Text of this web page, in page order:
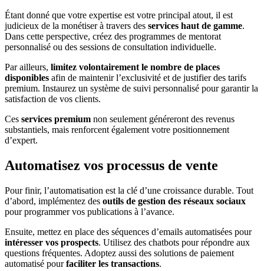
Étant donné que votre expertise est votre principal atout, il est
judicieux de la monétiser à travers des services haut de gamme.
Dans cette perspective, créez des programmes de mentorat
personnalisé ou des sessions de consultation individuelle.
Par ailleurs, limitez volontairement le nombre de places
disponibles afin de maintenir l’exclusivité et de justifier des tarifs
premium. Instaurez un système de suivi personnalisé pour garantir la
satisfaction de vos clients.
Ces services premium non seulement généreront des revenus
substantiels, mais renforcent également votre positionnement
d’expert.
Automatisez vos processus de vente
Pour finir, l’automatisation est la clé d’une croissance durable. Tout
d’abord, implémentez des outils de gestion des réseaux sociaux
pour programmer vos publications à l’avance.
Ensuite, mettez en place des séquences d’emails automatisées pour
intéresser vos prospects. Utilisez des chatbots pour répondre aux
questions fréquentes. Adoptez aussi des solutions de paiement
automatisé pourfaciliter les transactions.